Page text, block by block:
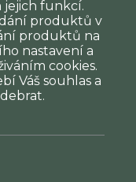
jejich funkcí.
produktů v
produktů na
nastavení a
cookies.
Váš souhlas a